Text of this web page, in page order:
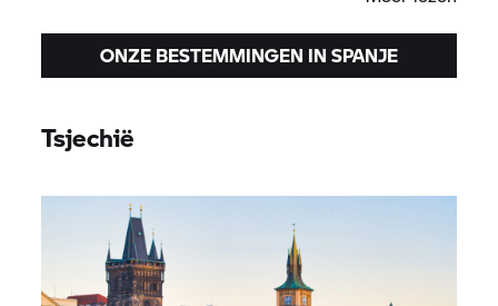
ONZE BESTEMMINGEN IN SPANJE
Tsjechië